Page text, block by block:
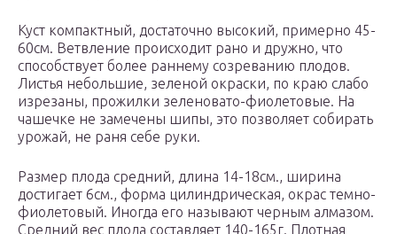
Куст компактный, достаточно высокий, примерно 45-
60см. Ветвление происходит рано и дружно, что
способствует более раннему созреванию плодов.
Листья небольшие, зеленой окраски, по краю слабо
изрезаны, прожилки зеленовато-фиолетовые. На
чашечке не замечены шипы, это позволяет собирать
урожай, не раня себе руки.
Размер плода средний, длина 14-18см., ширина
достигает 6см., форма цилиндрическая, окрас темно-
фиолетовый. Иногда его называют черным алмазом.
Средний вес плода составляет 140-165г. Плотная